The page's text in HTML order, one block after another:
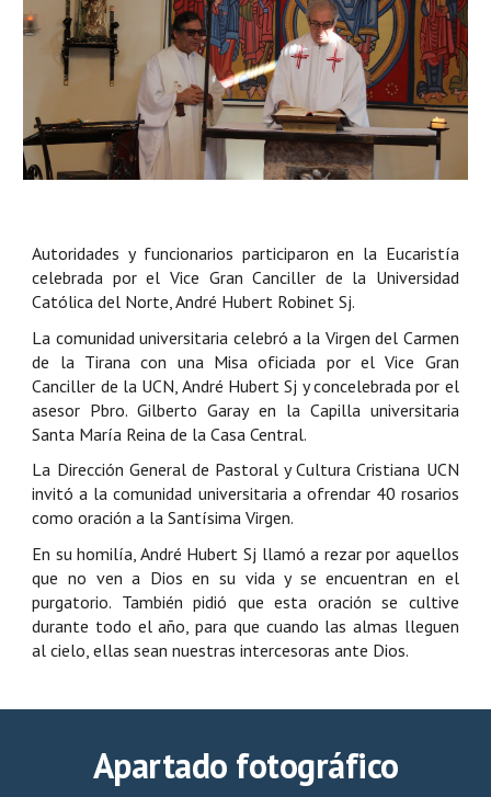
Autoridades y funcionarios participaron en la Eucaristía
celebrada por el Vice Gran Canciller de la Universidad
Católica del Norte, André Hubert Robinet Sj.
La comunidad universitaria celebró a la Virgen del Carmen
de la Tirana con una Misa oficiada por el Vice Gran
Canciller de la UCN, André Hubert Sj y concelebrada por el
asesor Pbro. Gilberto Garay en la Capilla universitaria
Santa María Reina de la Casa Central.
La Dirección General de Pastoral y Cultura Cristiana UCN
invitó a la comunidad universitaria a ofrendar 40 rosarios
como oración a la Santísima Virgen.
En su homilía, André Hubert Sj llamó a rezar por aquellos
que no ven a Dios en su vida y se encuentran en el
purgatorio. También pidió que esta oración se cultive
durante todo el año, para que cuando las almas lleguen
al cielo, ellas sean nuestras intercesoras ante Dios.
Apartado fotográfico